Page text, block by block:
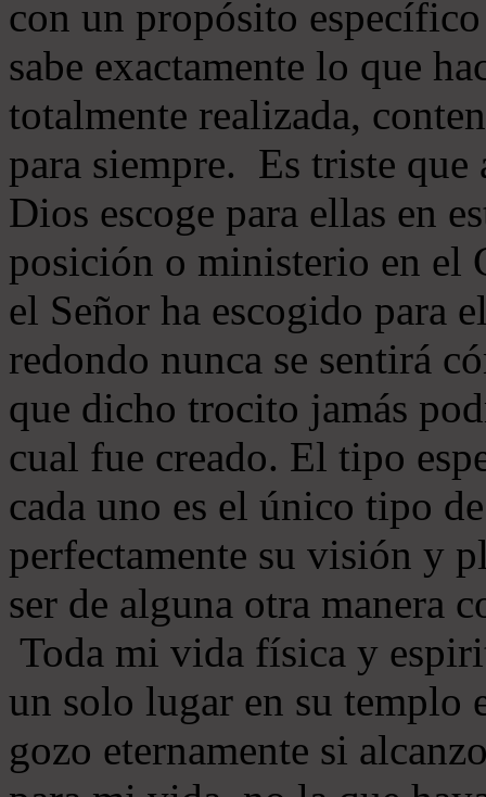
con un propósito
sabe exactamente lo que
totalmente realizada,
para siempre. Es triste que
Dios escoge para ellas en
posición o ministerio en el
el Señor ha escogido para
redondo nunca se sentirá
que dicho trocito jamás
cual fue creado. El tipo
cada uno es el único tipo
perfectamente su visión y
ser de alguna otra manera
Toda mi vida física y
un solo lugar en su templo
gozo eternamente si